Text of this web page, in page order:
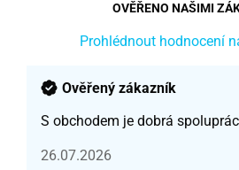
OVĚŘENO NAŠIMI
Prohlédnout hodnocení
Ověřený zákazník
S obchodem je dobrá
26.07.2026